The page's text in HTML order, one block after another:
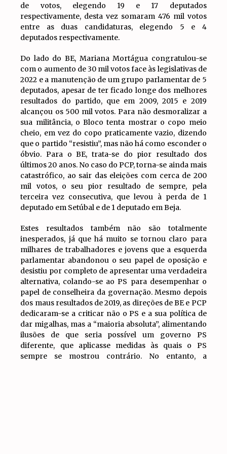
de votos, elegendo 19 e 17 deputados
respectivamente, desta vez somaram 476 mil votos
entre as duas candidaturas, elegendo 5 e 4
deputados respectivamente.
Do lado do BE, Mariana Mortágua congratulou-se
com o aumento de 30 mil votos face às legislativas de
2022 e a manutenção de um grupo parlamentar de 5
deputados, apesar de ter ficado longe dos melhores
resultados do partido, que em 2009, 2015 e 2019
alcançou os 500 mil votos. Para não desmoralizar a
sua militância, o Bloco tenta mostrar o copo meio
cheio, em vez do copo praticamente vazio, dizendo
que o partido “resistiu”, mas não há como esconder o
óbvio. Para o BE, trata-se do pior resultado dos
últimos 20 anos. No caso do PCP, torna-se ainda mais
catastrófico, ao sair das eleições com cerca de 200
mil votos, o seu pior resultado de sempre, pela
terceira vez consecutiva, que levou à perda de 1
deputado em Setúbal e de 1 deputado em Beja.
Estes resultados também não são totalmente
inesperados, já que há muito se tornou claro para
milhares de trabalhadores e jovens que a esquerda
parlamentar abandonou o seu papel de oposição e
desistiu por completo de apresentar uma verdadeira
alternativa, colando-se ao PS para desempenhar o
papel de conselheira da governação. Mesmo depois
dos maus resultados de 2019, as direções de BE e PCP
dedicaram-se a criticar não o PS e a sua política de
dar migalhas, mas a “maioria absoluta”, alimentando
ilusões de que seria possível um governo PS
diferente, que aplicasse medidas às quais o PS
sempre se mostrou contrário. No entanto, a